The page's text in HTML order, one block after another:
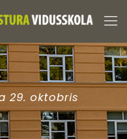
29. oktobris